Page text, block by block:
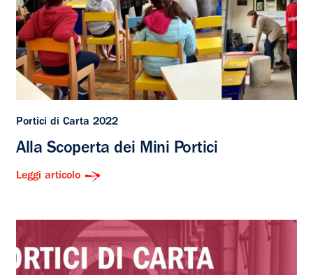
Portici di Carta 2022
Alla Scoperta dei Mini Portici
Leggi articolo